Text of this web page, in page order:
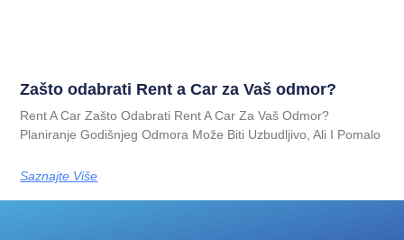
Zašto odabrati Rent a Car za Vaš odmor?
Rent A Car Zašto Odabrati Rent A Car Za Vaš Odmor?
Planiranje Godišnjeg Odmora Može Biti Uzbudljivo, Ali I Pomalo
Saznajte Više